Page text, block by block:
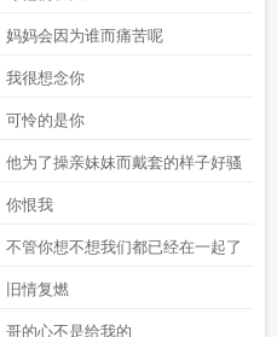
妈妈会因为谁而痛苦呢
我很想念你
可怜的是你
他为了操亲妹妹而戴套的样子好骚
你恨我
不管你想不想我们都已经在一起了
旧情复燃
哥的心不是给我的